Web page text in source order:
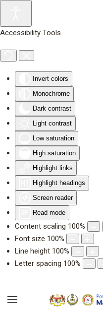
Accessibility Tools
Invert colors
Monochrome
Dark contrast
Light contrast
Low saturation
High saturation
Highlight links
Highlight headings
Screen reader
Read mode
Content scaling 100%
Font size 100%
Line height 100%
Letter spacing 100%